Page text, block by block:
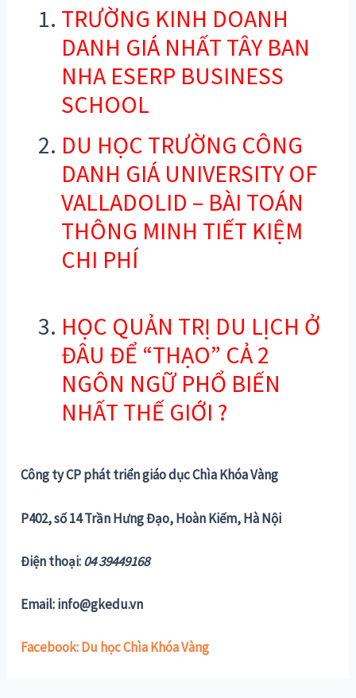
TRƯỜNG KINH DOANH
DANH GIÁ NHẤT TÂY BAN
NHA ESERP BUSINESS
SCHOOL
DU HỌC TRƯỜNG CÔNG
DANH GIÁ UNIVERSITY OF
VALLADOLID – BÀI TOÁN
THÔNG MINH TIẾT KIỆM
CHI PHÍ
HỌC QUẢN TRỊ DU LỊCH Ở
ĐÂU ĐỂ “THẠO” CẢ 2
NGÔN NGỮ PHỔ BIẾN
NHẤT THẾ GIỚI ?
Công ty CP phát triển giáo dục Chìa Khóa Vàng
P402, số 14 Trần Hưng Đạo, Hoàn Kiếm, Hà Nội
Điện thoại:04 39449168
Email: info@gkedu.vn
Facebook: Du học Chìa Khóa Vàng